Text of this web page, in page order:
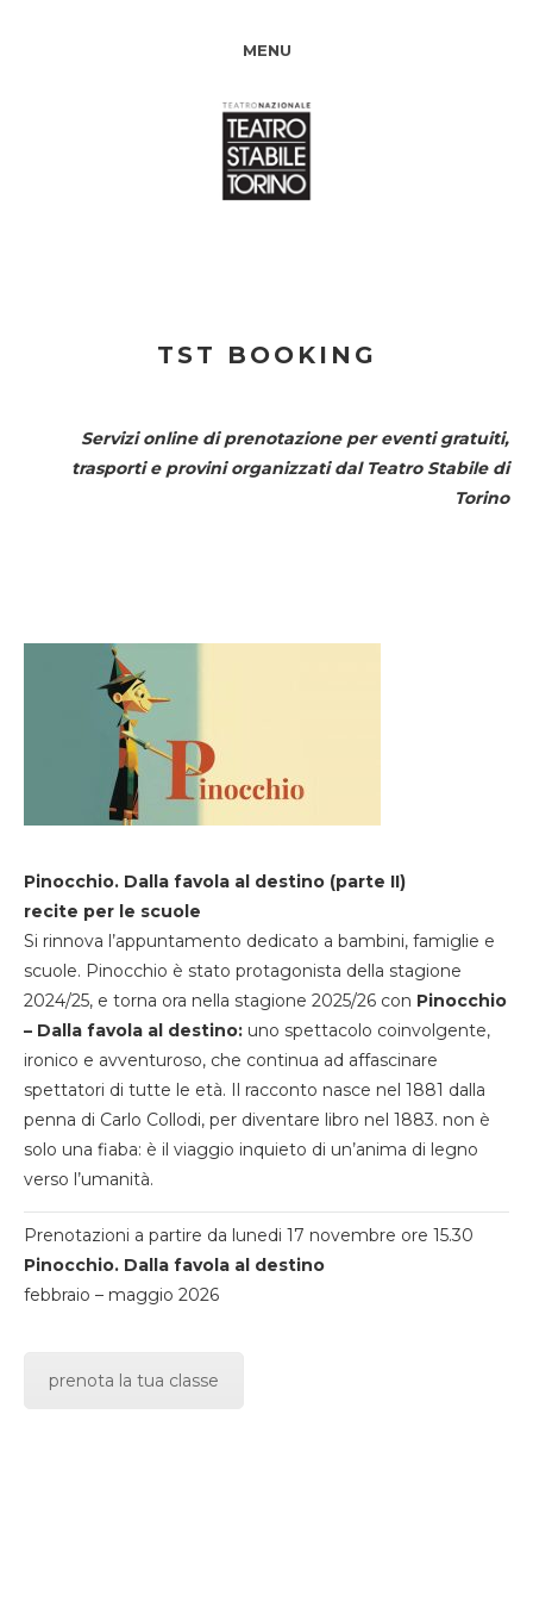
MENU
TST BOOKING
Servizi online di prenotazione per eventi gratuiti,
trasporti e provini organizzati dal Teatro Stabile di
Torino
Pinocchio. Dalla favola al destino (parte II)
recite per le scuole
Si rinnova l’appuntamento dedicato a bambini, famiglie e
scuole. Pinocchio è stato protagonista della stagione
2024/25, e torna ora nella stagione 2025/26 con Pinocchio
– Dalla favola al destino: uno spettacolo coinvolgente,
ironico e avventuroso, che continua ad affascinare
spettatori di tutte le età. Il racconto nasce nel 1881 dalla
penna di Carlo Collodi, per diventare libro nel 1883. non è
solo una fiaba: è il viaggio inquieto di un’anima di legno
verso l’umanità.
Prenotazioni a partire da lunedi 17 novembre ore 15.30
Pinocchio. Dalla favola al destino
febbraio – maggio 2026
prenota la tua classe